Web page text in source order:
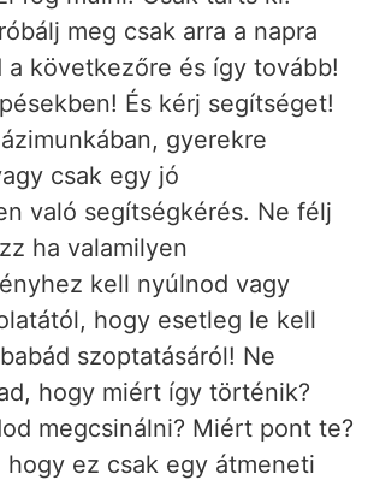
meg csak arra a napra
a következőre és így tovább!
És kérj segítséget!
gyerekre
csak egy jó
való segítségkérés. Ne félj
ha valamilyen
kell nyúlnod vagy
hogy esetleg le kell
szoptatásáról! Ne
hogy miért így történik?
megcsinálni? Miért pont te?
hogy ez csak egy átmeneti